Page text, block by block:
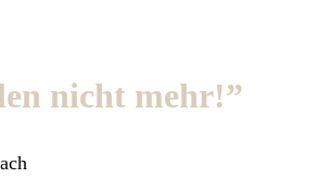
nicht mehr!”